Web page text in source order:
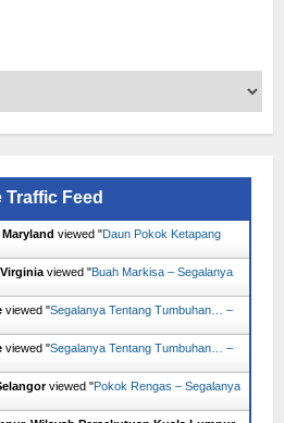
Traffic Feed
viewed "Daun Pokok Ketapang
viewed "Buah Markisa – Segalanya
viewed "Segalanya Tentang Tumbuhan… –
viewed "Segalanya Tentang Tumbuhan… –
viewed "Pokok Rengas – Segalanya